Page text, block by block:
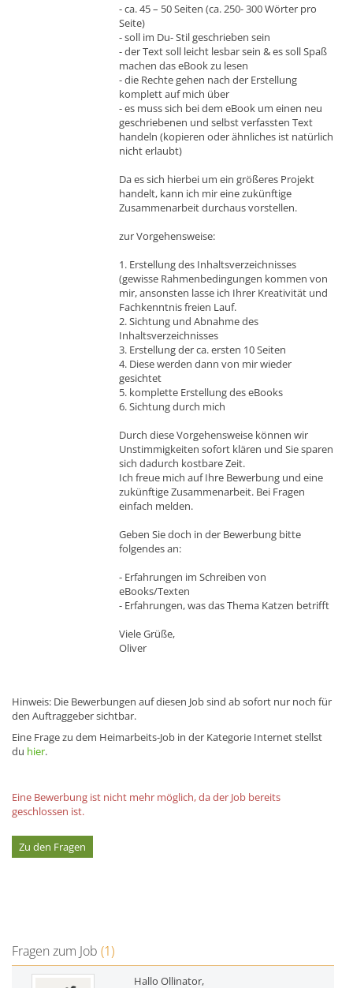
- ca. 45 – 50 Seiten (ca. 250- 300 Wörter pro
Seite)
- soll im Du- Stil geschrieben sein
- der Text soll leicht lesbar sein & es soll Spaß
machen das eBook zu lesen
- die Rechte gehen nach der Erstellung
komplett auf mich über
- es muss sich bei dem eBook um einen neu
geschriebenen und selbst verfassten Text
handeln (kopieren oder ähnliches ist natürlich
nicht erlaubt)
Da es sich hierbei um ein größeres Projekt
handelt, kann ich mir eine zukünftige
Zusammenarbeit durchaus vorstellen.
zur Vorgehensweise:
1. Erstellung des Inhaltsverzeichnisses
(gewisse Rahmenbedingungen kommen von
mir, ansonsten lasse ich Ihrer Kreativität und
Fachkenntnis freien Lauf.
2. Sichtung und Abnahme des
Inhaltsverzeichnisses
3. Erstellung der ca. ersten 10 Seiten
4. Diese werden dann von mir wieder
gesichtet
5. komplette Erstellung des eBooks
6. Sichtung durch mich
Durch diese Vorgehensweise können wir
Unstimmigkeiten sofort klären und Sie sparen
sich dadurch kostbare Zeit.
Ich freue mich auf Ihre Bewerbung und eine
zukünftige Zusammenarbeit. Bei Fragen
einfach melden.
Geben Sie doch in der Bewerbung bitte
folgendes an:
- Erfahrungen im Schreiben von
eBooks/Texten
- Erfahrungen, was das Thema Katzen betrifft
Viele Grüße,
Oliver
Hinweis: Die Bewerbungen auf diesen Job sind ab sofort nur noch für
den Auftraggeber sichtbar.
Eine Frage zu dem Heimarbeits-Job in der Kategorie Internet stellst
du hier.
Eine Bewerbung ist nicht mehr möglich, da der Job bereits
geschlossen ist.
Zu den Fragen
Fragen zum Job (1)
Hallo Ollinator,